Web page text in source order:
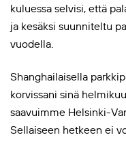
kuluessa selvisi, että
ja kesäksi suunniteltu
vuodella.
Shanghailaisella
korvissani sinä
saavuimme Helsinki-
Sellaiseen hetkeen ei